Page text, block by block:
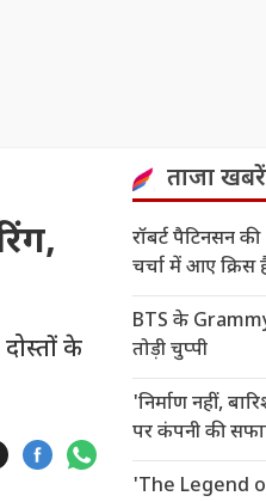
के
ताजा खबरें
रॉबर्ट पैटिनसन
चर्चा में आए क्रिस
BTS के
तोड़ी चुप्पी
'निर्माण नहीं,
पर कंपनी की
'The Legend